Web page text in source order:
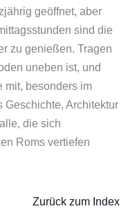
geöffnet, aber
sind die
zu genießen. Tragen
uneben ist, und
mit, besonders im
Geschichte, Architektur
die sich
Roms vertiefen
Zurück zum Index